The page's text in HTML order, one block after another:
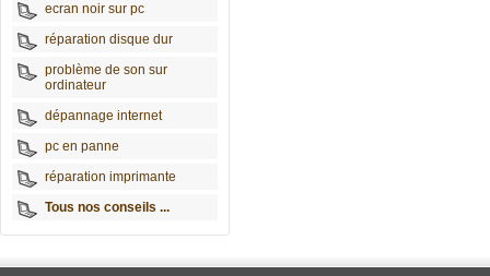
ecran noir sur pc
réparation disque dur
problème de son sur
ordinateur
dépannage internet
pc en panne
réparation imprimante
Tous nos conseils ...